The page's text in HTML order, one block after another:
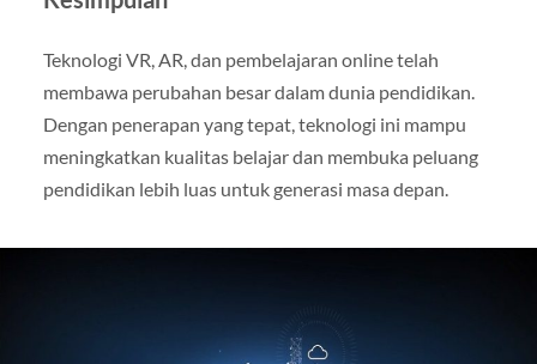
Teknologi VR, AR, dan pembelajaran online telah
membawa perubahan besar dalam dunia pendidikan.
Dengan penerapan yang tepat, teknologi ini mampu
meningkatkan kualitas belajar dan membuka peluang
pendidikan lebih luas untuk generasi masa depan.